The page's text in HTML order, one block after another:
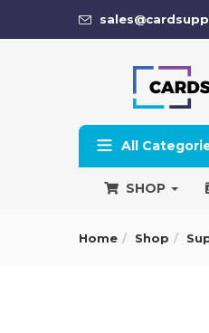
All
SHOP
Home Shop